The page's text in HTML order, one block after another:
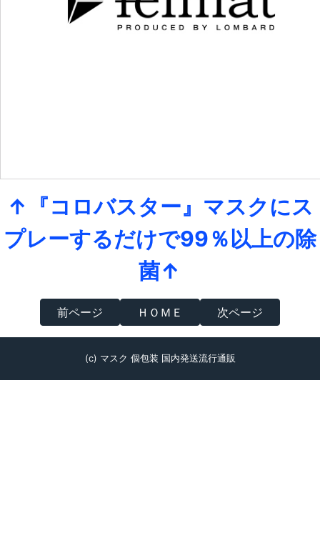
↑『コロバスター』マスクにス
プレーするだけで99％以上の除
菌↑
前ページ ＨＯＭＥ 次ページ
(c) マスク 個包装 国内発送流行通販